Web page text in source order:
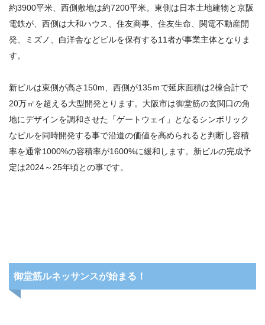
約3900平米、西側敷地は約7200平米。東側は日本土地建物と京阪
電鉄が、西側は大和ハウス、住友商事、住友生命、関電不動産開
発、ミズノ、白洋舎などビルを保有する11者が事業主体となりま
す。
新ビルは東側が高さ150m、西側が135ｍで延床面積は2棟合計で
20万㎡を超える大型開発とります。大阪市は御堂筋の玄関口の角
地にデザインを調和させた「ゲートウェイ」となるシンボリック
なビルを同時開発する事で沿道の価値を高められると判断し容積
率を通常1000%の容積率が1600%に緩和します。新ビルの完成予
定は2024～25年頃との事です。
御堂筋ルネッサンスが始まる！